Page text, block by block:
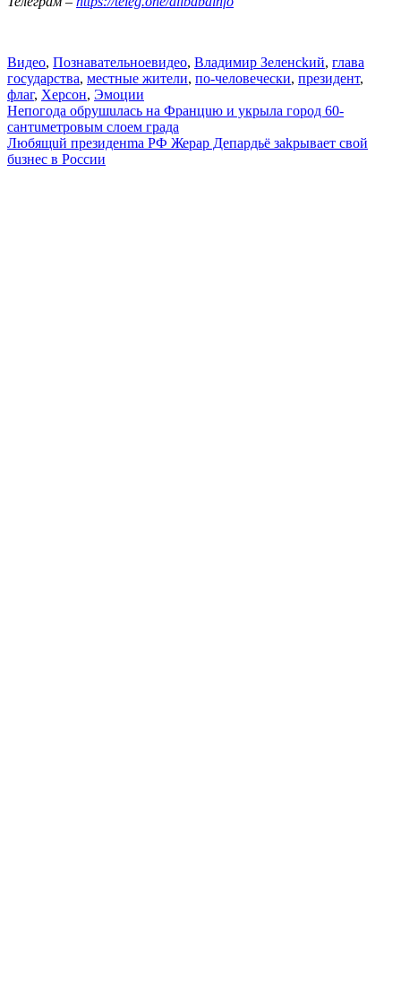
Видео, Познавательноевидео, Владимир Зеленсkий, глава
государства, местные жители, по-человечески, президент,
флаг, Херсон, Эмоции
Навигация
по
записям
Непогода обрушuлась на Францuю и укрыла город 60-
сантuметровым слоем града
Любящuй президенmа PФ Жерар Депардьё заkрывает свой
бuзнес в Pоссии